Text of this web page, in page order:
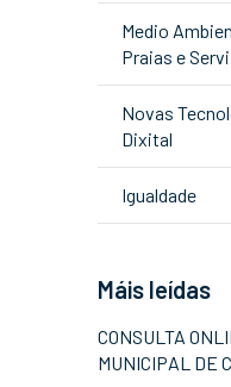
Medio
Praias e
Novas
Dixital
Igualdade
Máis leídas
CONSULTA
MUNICIPAL DE